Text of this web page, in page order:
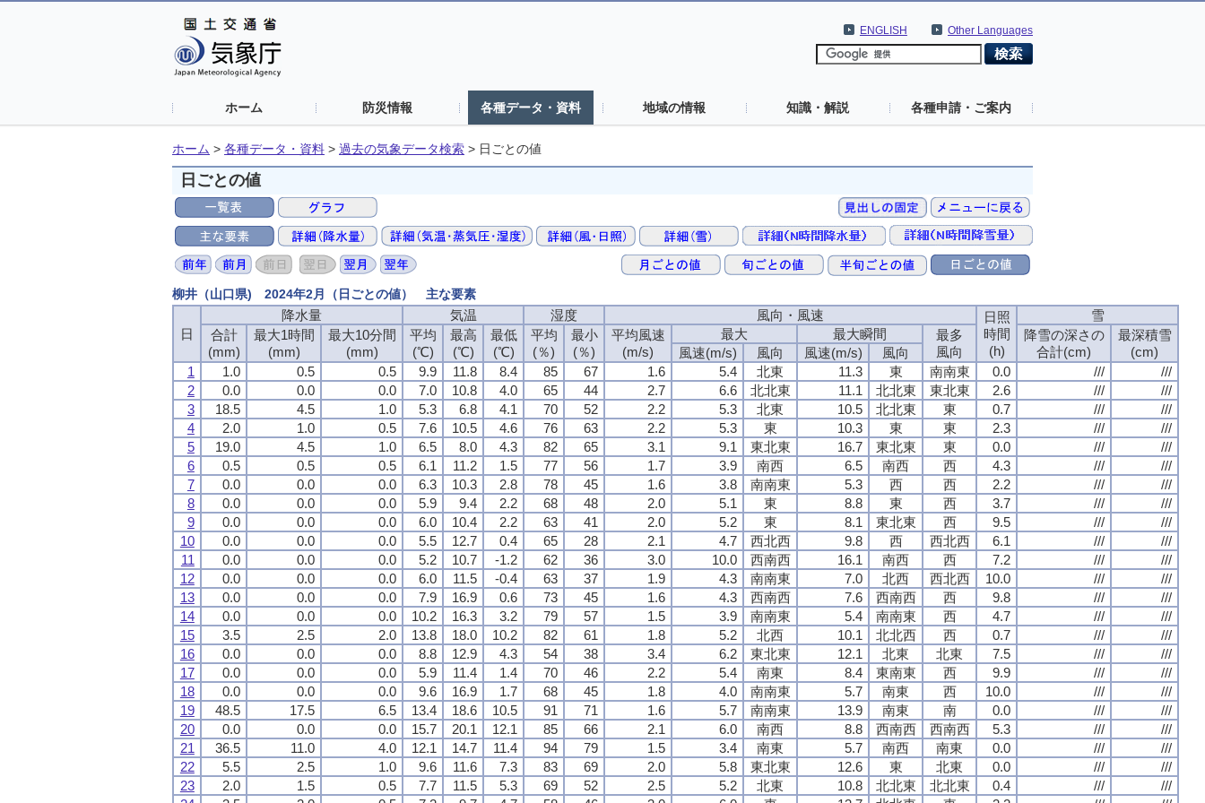
Other Languages
ENGLISH
ホーム 防災情報 各種データ・資料 地域の情報 知識・解説 各種申請・ご案内
ホーム > 各種データ・資料 > 過去の気象データ検索 > 日ごとの値
日ごとの値
柳井（山口県) 2024年2月（日ごとの値） 主な要素
日
降水量 気温 湿度 風向・風速
日照
時間
(h)
雪
合計
(mm)
最大1時間
(mm)
最大10分間
(mm)
平均
(℃)
最高
(℃)
最低
(℃)
平均
(％)
最小
(％)
平均風速
(m/s)
最大 最大瞬間
最多
風向
降雪の深さの
合計(cm)
最深積雪
(cm)
風速(m/s) 風向 風速(m/s)
風向
1
1.0 0.5 0.5 9.9 11.8 8.4 85 67 1.6 5.4 北東 11.3 東 南南東 0.0 ///
///
2
0.0 0.0 0.0 7.0 10.8 4.0 65 44 2.7 6.6 北北東 11.1 北北東 東北東 2.6 ///
///
3
18.5 4.5 1.0 5.3 6.8 4.1 70 52 2.2 5.3 北東 10.5 北北東 東 0.7 ///
///
4
2.0 1.0 0.5 7.6 10.5 4.6 76 63 2.2 5.3 東 10.3 東 東 2.3 ///
///
5
19.0 4.5 1.0 6.5 8.0 4.3 82 65 3.1 9.1 東北東 16.7 東北東 東 0.0 ///
///
6
0.5 0.5 0.5 6.1 11.2 1.5 77 56 1.7 3.9 南西 6.5 南西 西 4.3 ///
///
7
0.0 0.0 0.0 6.3 10.3 2.8 78 45 1.6 3.8 南南東 5.3 西 西 2.2 ///
///
8
0.0 0.0 0.0 5.9 9.4 2.2 68 48 2.0 5.1 東 8.8 東 西 3.7 ///
///
9
0.0 0.0 0.0 6.0 10.4 2.2 63 41 2.0 5.2 東 8.1 東北東 西 9.5 ///
///
10
0.0 0.0 0.0 5.5 12.7 0.4 65 28 2.1 4.7 西北西 9.8 西 西北西 6.1 ///
///
11
0.0 0.0 0.0 5.2 10.7 -1.2 62 36 3.0 10.0 西南西 16.1 南西 西 7.2 ///
///
12
0.0 0.0 0.0 6.0 11.5 -0.4 63 37 1.9 4.3 南南東 7.0 北西 西北西 10.0 ///
///
13
0.0 0.0 0.0 7.9 16.9 0.6 73 45 1.6 4.3 西南西 7.6 西南西 西 9.8 ///
///
14
0.0 0.0 0.0 10.2 16.3 3.2 79 57 1.5 3.9 南南東 5.4 南南東 西 4.7 ///
///
15
3.5 2.5 2.0 13.8 18.0 10.2 82 61 1.8 5.2 北西 10.1 北北西 西 0.7 ///
///
16
0.0 0.0 0.0 8.8 12.9 4.3 54 38 3.4 6.2 東北東 12.1 北東 北東 7.5 ///
///
17
0.0 0.0 0.0 5.9 11.4 1.4 70 46 2.2 5.4 南東 8.4 東南東 西 9.9 ///
///
18
0.0 0.0 0.0 9.6 16.9 1.7 68 45 1.8 4.0 南南東 5.7 南東 西 10.0 ///
///
19
48.5 17.5 6.5 13.4 18.6 10.5 91 71 1.6 5.7 南南東 13.9 南東 南 0.0 ///
///
20
0.0 0.0 0.0 15.7 20.1 12.1 85 66 2.1 6.0 南西 8.8 西南西 西南西 5.3 ///
///
21
36.5 11.0 4.0 12.1 14.7 11.4 94 79 1.5 3.4 南東 5.7 南西 南東 0.0 ///
///
22
5.5 2.5 1.0 9.6 11.6 7.3 83 69 2.0 5.8 東北東 12.6 東 北東 0.0 ///
///
23
2.0 1.5 0.5 7.7 11.5 5.3 69 52 2.5 5.2 北東 10.8 北北東 北北東 0.4 ///
///